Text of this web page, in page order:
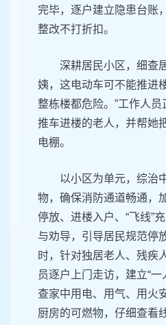
完毕，逐户建立隐患台账
整改不打折扣。
深耕居民小区，细查
姨，这电动车可不能推进
整栋楼都危险。”工作人
推车进楼的老人，并帮她
电棚。
以小区为单元，综治
物，确保消防通道畅通，
停放、进楼入户、“飞线”
与劝导，引导居民规范停
时，针对独居老人、残疾
员逐户上门走访，建立“
查家中用电、用气、用火
厨房的可燃物，仔细查看